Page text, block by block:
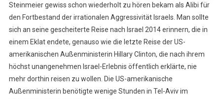
Steinmeier gewiss schon wiederholt zu hören bekam als Alibi für
den Fortbestand der irrationalen Aggressivität Israels. Man sollte
sich an seine gescheiterte Reise nach Israel 2014 erinnern, die in
einem Eklat endete, genauso wie die letzte Reise der US-
amerikanischen Außenministerin Hillary Clinton, die nach ihrem
höchst unangenehmen Israel-Erlebnis öffentlich erklärte, nie
mehr dorthin reisen zu wollen. Die US-amerikanische
Außenministerin benötigte wenige Stunden in Tel-Aviv im